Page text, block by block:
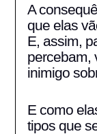
A
que elas
E, assim,
percebam,
inimigo
E como
tipos que